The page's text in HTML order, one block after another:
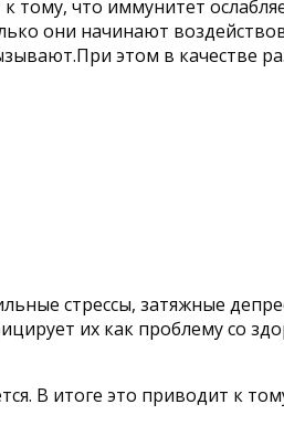
что иммунитет
они начинают
этом в качестве
стрессы, затяжные
их как проблему со
В итоге это приводит к